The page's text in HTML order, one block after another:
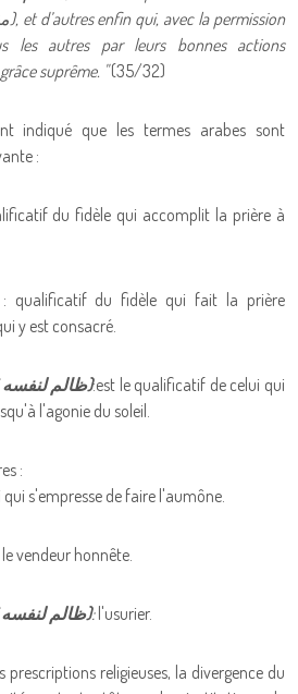
), et d’autres enfin qui, avec la permission
les autres par leurs bonnes actions
suprême. "(35/32)
indiqué que les termes arabes sont
:
du fidèle qui accomplit la prière à
qualificatif du fidèle qui fait la prière
y est consacré.
ظالم):est le qualificatif de celui qui
l'agonie du soleil.
:
s'empresse de faire l'aumône.
vendeur honnête.
ظالم): l'usurier.
prescriptions religieuses, la divergence du